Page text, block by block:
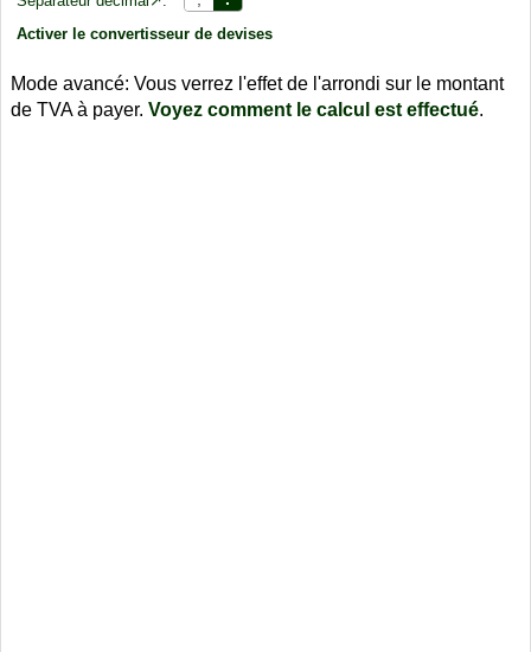
Activer le convertisseur de devises
Mode avancé: Vous verrez l'effet de l'arrondi sur le montant
de TVA à payer. Voyez comment le calcul est effectué.